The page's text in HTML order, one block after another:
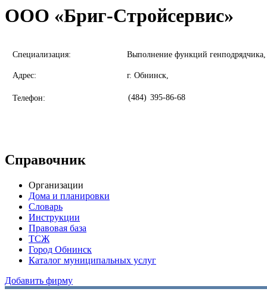
ООО «Бриг-Стройсервис»
Специализация: Выполнение функций генподрядчика,
Адрес: г. Обнинск,
Телефон: (484) 395-86-68
Справочник
Организации
Дома и планировки
Словарь
Инструкции
Правовая база
ТСЖ
Город Обнинск
Каталог муниципальных услуг
Добавить фирму